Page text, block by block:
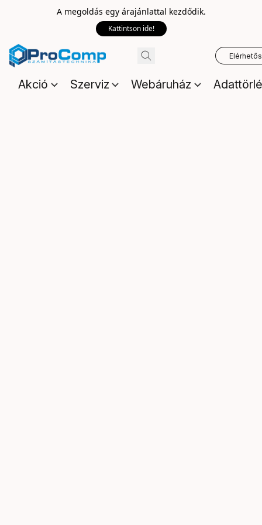
A megoldás egy árajánlattal kezdődik.
Kattintson ide!
Akció Szerviz Webáruház